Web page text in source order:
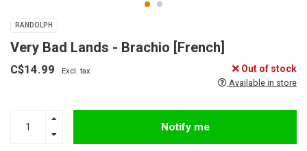
RANDOLPH
Very Bad Lands - Brachio [French]
C$14.99 Excl. tax Out of stock
Available in store
Notify me